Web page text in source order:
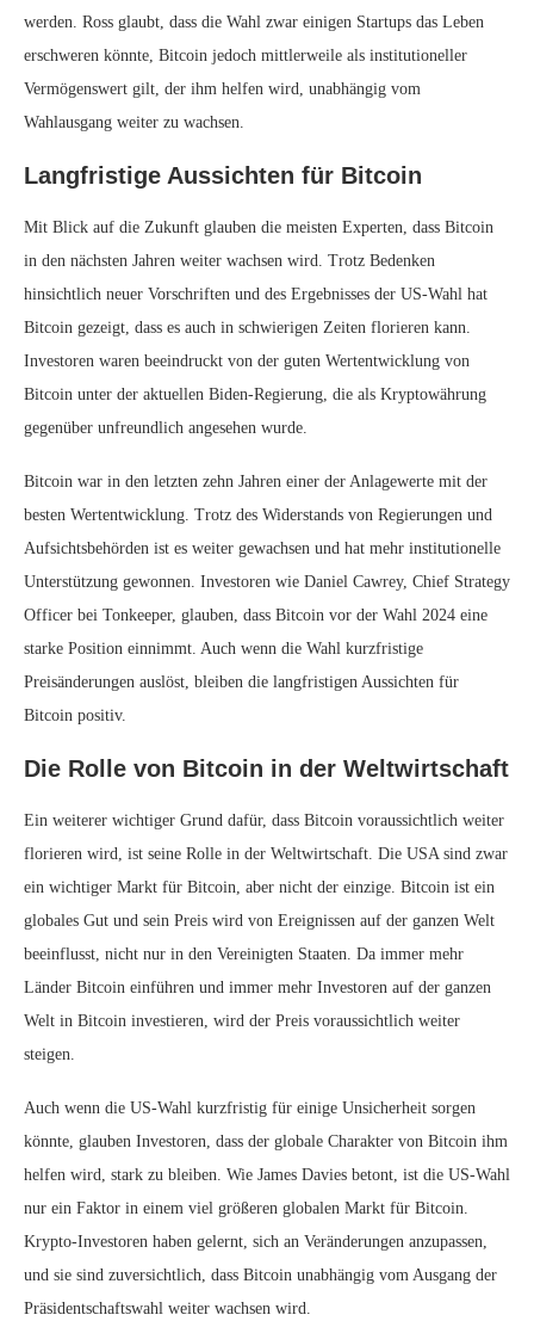
werden. Ross glaubt, dass die Wahl zwar einigen Startups das Leben
erschweren könnte, Bitcoin jedoch mittlerweile als institutioneller
Vermögenswert gilt, der ihm helfen wird, unabhängig vom
Wahlausgang weiter zu wachsen.
Langfristige Aussichten für Bitcoin
Mit Blick auf die Zukunft glauben die meisten Experten, dass Bitcoin
in den nächsten Jahren weiter wachsen wird. Trotz Bedenken
hinsichtlich neuer Vorschriften und des Ergebnisses der US-Wahl hat
Bitcoin gezeigt, dass es auch in schwierigen Zeiten florieren kann.
Investoren waren beeindruckt von der guten Wertentwicklung von
Bitcoin unter der aktuellen Biden-Regierung, die als Kryptowährung
gegenüber unfreundlich angesehen wurde.
Bitcoin war in den letzten zehn Jahren einer der Anlagewerte mit der
besten Wertentwicklung. Trotz des Widerstands von Regierungen und
Aufsichtsbehörden ist es weiter gewachsen und hat mehr institutionelle
Unterstützung gewonnen. Investoren wie Daniel Cawrey, Chief Strategy
Officer bei Tonkeeper, glauben, dass Bitcoin vor der Wahl 2024 eine
starke Position einnimmt. Auch wenn die Wahl kurzfristige
Preisänderungen auslöst, bleiben die langfristigen Aussichten für
Bitcoin positiv.
Die Rolle von Bitcoin in der Weltwirtschaft
Ein weiterer wichtiger Grund dafür, dass Bitcoin voraussichtlich weiter
florieren wird, ist seine Rolle in der Weltwirtschaft. Die USA sind zwar
ein wichtiger Markt für Bitcoin, aber nicht der einzige. Bitcoin ist ein
globales Gut und sein Preis wird von Ereignissen auf der ganzen Welt
beeinflusst, nicht nur in den Vereinigten Staaten. Da immer mehr
Länder Bitcoin einführen und immer mehr Investoren auf der ganzen
Welt in Bitcoin investieren, wird der Preis voraussichtlich weiter
steigen.
Auch wenn die US-Wahl kurzfristig für einige Unsicherheit sorgen
könnte, glauben Investoren, dass der globale Charakter von Bitcoin ihm
helfen wird, stark zu bleiben. Wie James Davies betont, ist die US-Wahl
nur ein Faktor in einem viel größeren globalen Markt für Bitcoin.
Krypto-Investoren haben gelernt, sich an Veränderungen anzupassen,
und sie sind zuversichtlich, dass Bitcoin unabhängig vom Ausgang der
Präsidentschaftswahl weiter wachsen wird.